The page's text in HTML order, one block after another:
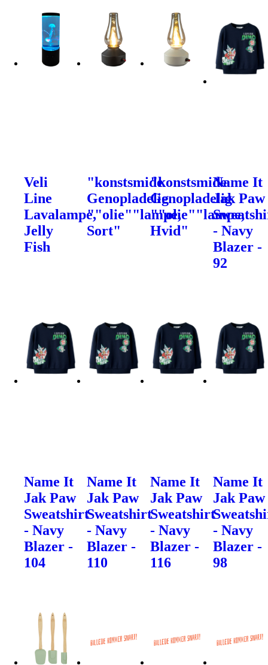
Veli
Line
Lavalampe,
Jelly
Fish
"konstsmide
Genopladelig
""olie""lampe,
Sort"
"konstsmide
Genopladelig
""olie""lampe,
Hvid"
Name It
Jak Paw
- Navy
Blazer -
92
Name It
Jak Paw
Sweatshirt
- Navy
Blazer -
104
Name It
Jak Paw
Sweatshirt
- Navy
Blazer -
110
Name It
Jak Paw
Sweatshirt
- Navy
Blazer -
116
Name It
Jak Paw
- Navy
Blazer -
98